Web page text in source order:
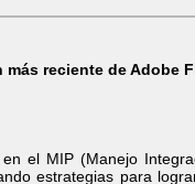
reciente de Adobe
el MIP (Manejo
estrategias para